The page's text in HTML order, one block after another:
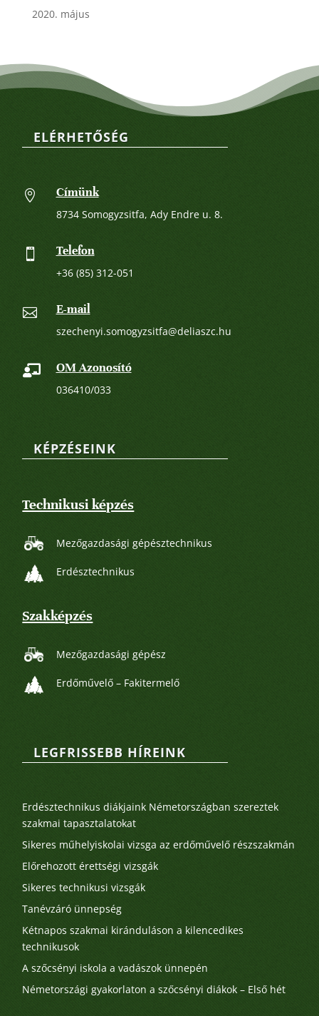
2020. május
ELÉRHETŐSÉG
 Címünk
8734 Somogyzsitfa, Ady Endre u. 8.
 Telefon
+36 (85) 312-051
 E-mail
szechenyi.somogyzsitfa@deliaszc.hu
 OM Azonosító
036410/033
KÉPZÉSEINK
Technikusi képzés
Mezőgazdasági gépésztechnikus
Erdésztechnikus
Szakképzés
Mezőgazdasági gépész
Erdőművelő – Fakitermelő
LEGFRISSEBB HÍREINK
Erdésztechnikus diákjaink Németországban szereztek
szakmai tapasztalatokat
Sikeres műhelyiskolai vizsga az erdőművelő részszakmán
Előrehozott érettségi vizsgák
Sikeres technikusi vizsgák
Tanévzáró ünnepség
Kétnapos szakmai kiránduláson a kilencedikes
technikusok
A szőcsényi iskola a vadászok ünnepén
Németországi gyakorlaton a szőcsényi diákok – Első hét